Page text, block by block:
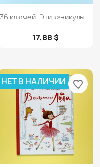
Просмотр
36 ключей. Эти каникулы...
17,88 $
НЕТ В НАЛИЧИИ favorite_border